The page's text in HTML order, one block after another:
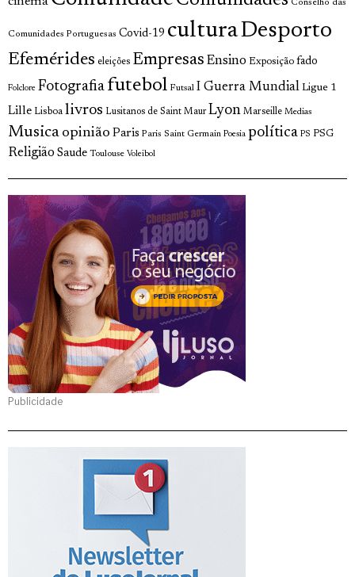
Conselho das
Comunidades Portuguesas Covid-19 culturaDesporto
Efemérides eleições Empresas Ensino Exposição fado
Folclore Fotografia futebol Futsal I Guerra Mundial Ligue 1
Lille Lisboa livros Lusitanos de Saint Maur Lyon Marseille Medias
Musica opinião Paris Paris Saint Germain Poesia política PS PSG
Religião Saude Toulouse Voleibol
Publicidade